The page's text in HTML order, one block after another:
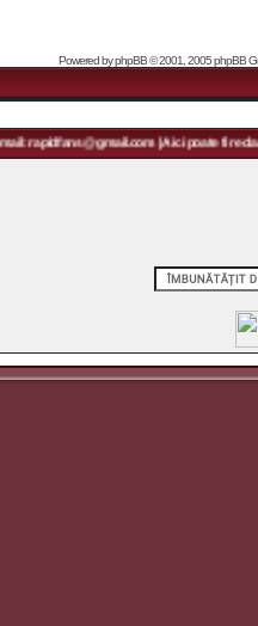
Powered byphpBB© 2001, 2005 phpBB
| Aici poate fi